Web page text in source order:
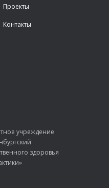
Проекты
Контакты
учреждение
здоровья